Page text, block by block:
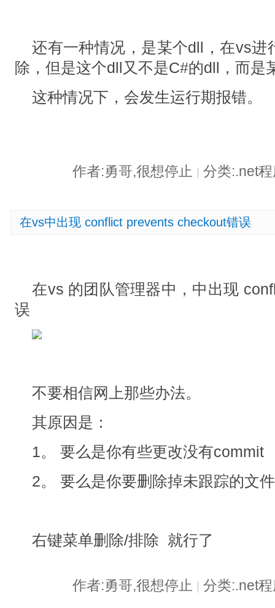
还有一种情况，是某个dll，在vs进
除，但是这个dll又不是C#的dll，而是
这种情况下，会发生运行期报错。
作者:勇哥,很想停止 分类:.net
在vs中出现 conflict prevents checkout错误
在vs 的团队管理器中，中出现
误
不要相信网上那些办法。
其原因是：
1。 要么是你有些更改没有commit
2。 要么是你要删除掉未跟踪的文件
右键菜单删除/排除 就行了
作者:勇哥,很想停止 | 分类:.net